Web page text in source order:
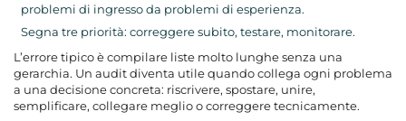
problemi di ingresso da problemi di esperienza.
Segna tre priorità: correggere subito, testare, monitorare.
L’errore tipico è compilare liste molto lunghe senza una
gerarchia. Un audit diventa utile quando collega ogni problema
a una decisione concreta: riscrivere, spostare, unire,
semplificare, collegare meglio o correggere tecnicamente.